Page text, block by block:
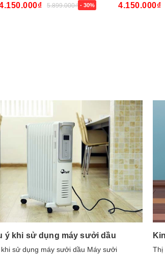
5.899.000₫ - 30% 4.150.000₫
ý khi sử dụng máy sưởi dầu
sử dụng máy sưởi dầu Máy sưởi
Thị